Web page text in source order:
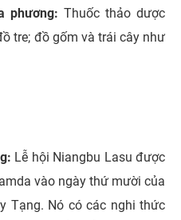
phương: Thuốc thảo dược
tre; đồ gốm và trái cây như
Lễ hội Niangbu Lasu được
vào ngày thứ mười của
Tạng. Nó có các nghi thức